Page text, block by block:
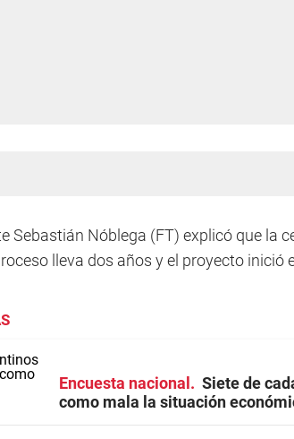
Sebastián Nóblega (FT) explicó que la
lleva dos años y el proyecto inició
Encuesta nacional
Siete de
como mala la situación